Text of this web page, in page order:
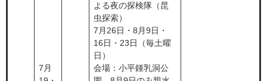
7月
よる夜の探検隊（昆
虫探索）
7月26日・8月9日・
16日・23日（毎土曜
日）
会場：小平鍾乳洞公